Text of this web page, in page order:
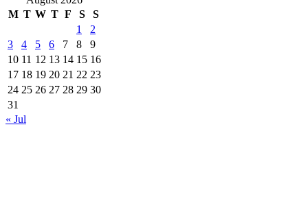
M T W T F S
S
1
2
3
4 5 6 7 8
9
10 11 12 13 14 15 16
17 18 19 20 21 22 23
24 25 26 27 28 29 30
31
« Jul